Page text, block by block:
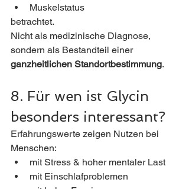
Muskelstatus
betrachtet.
Nicht als medizinische Diagnose,
sondern als Bestandteil einer
ganzheitlichen Standortbestimmung.
8. Für wen ist Glycin
besonders interessant?
Erfahrungswerte zeigen Nutzen bei
Menschen:
mit Stress & hoher mentaler Last
mit Einschlafproblemen